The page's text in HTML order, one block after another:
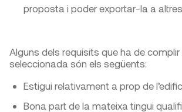
proposta i poder exportar-la a
Alguns dels requisits que ha de complir
seleccionada són els següents:
Estigui relativament a prop de
Bona part de la mateixa tingui